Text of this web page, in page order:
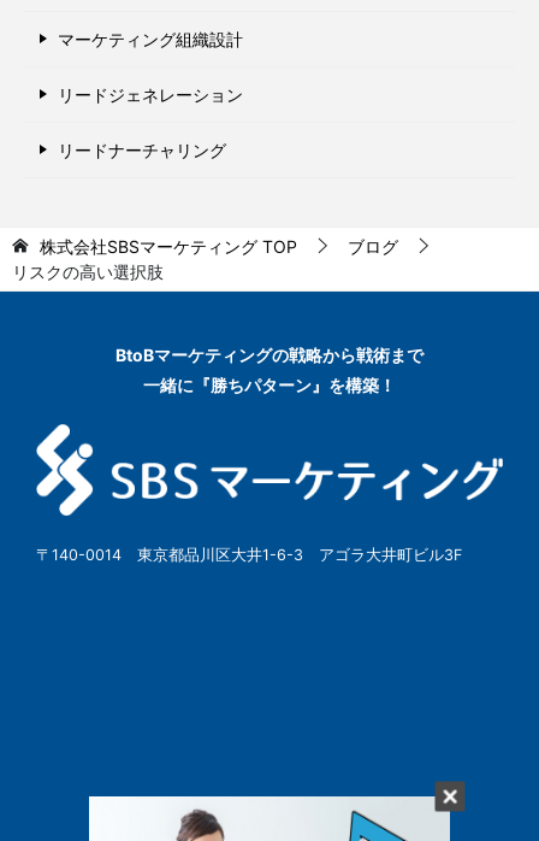
マーケティング組織設計
リードジェネレーション
リードナーチャリング
株式会社SBSマーケティング TOP
ブログ
リスクの高い選択肢
BtoBマーケティングの戦略から戦術まで
一緒に『勝ちパターン』を構築！
〒140-0014 東京都品川区大井1-6-3 アゴラ大井町ビル3F